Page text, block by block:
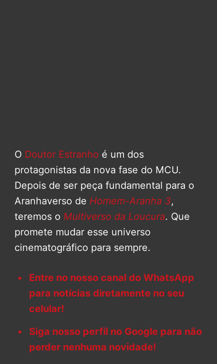
O Doutor Estranho é um dos
protagonistas da nova fase do MCU.
Depois de ser peça fundamental para o
Aranhaverso de Homem-Aranha 3,
teremos o Multiverso da Loucura. Que
promete mudar esse universo
cinematográfico para sempre.
Entre no nosso canal do WhatsApp
para notícias diretamente no seu
celular!
Siga nosso perfil no Google para não
perder nenhuma novidade!